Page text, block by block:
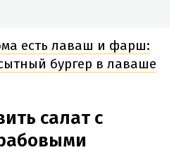
есть лаваш и фарш:
бургер в лаваше
салат с